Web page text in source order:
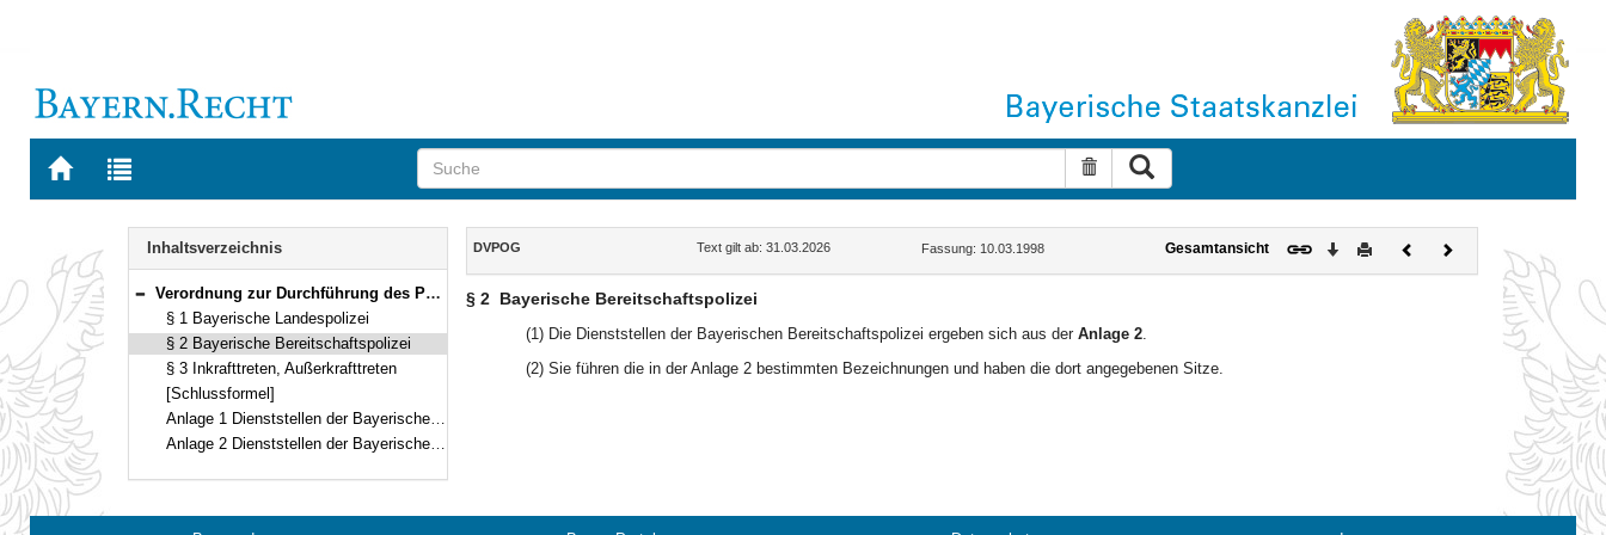
Zur
BAYERN.RECHT
Zur
letzten
Suche zurücksetzen
Navigation
Inhaltsverzeichnis
Bereich reduzieren
Verordnung zur Durchführung des Polizeiorganisationsgesetzes (DVPOG) Vom 10. März 1998 (GVBl. S. 136) BayRS 2012-2-1-1-I (§§ 1–3)
§ 1 Bayerische Landespolizei
§ 2 Bayerische Bereitschaftspolizei
§ 3 Inkrafttreten, Außerkrafttreten
[Schlussformel]
Anlage 1 Dienststellen der Bayerischen Landespolizei
Anlage 2 Dienststellen der Bayerischen Bereitschaftspolizei
Inhalt
DVPOG Text gilt ab: 31.03.2026 Fassung: 10.03.1998 Gesamtansicht Download
DruckenVorherigesNächstes
Dokument
§ 2 Bayerische Bereitschaftspolizei
(1) Die Dienststellen der Bayerischen Bereitschaftspolizei ergeben sich aus der Anlage 2.
(2) Sie führen die in der Anlage 2 bestimmten Bezeichnungen und haben die dort angegebenen Sitze.